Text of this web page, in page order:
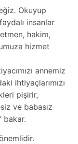
Okuyup
insanlar
hakim,
hizmet
annemiz
ihtiyaçlarımızı
pişirir,
ve babasız
bakar.